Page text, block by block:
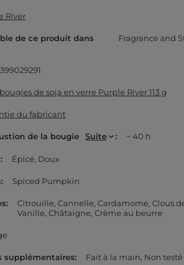
River
de ce produit dans
Fragrance and
de soja en verre Purple River 113 g
du fabricant
de la bougie Suite ~ 40 h
Épicé Doux
Spiced Pumpkin
Citrouille Cannelle Cardamome Clous
Vanille Châtaigne Crème au beurre
supplémentaires Fait à la main Non